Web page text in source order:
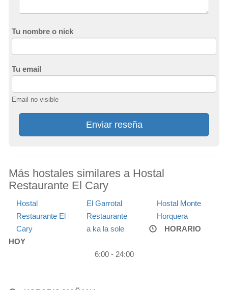
Tu nombre o nick
Tu email
Email no visible
Enviar reseña
Más hostales similares a Hostal
Restaurante El Cary
Hostal
Restaurante El
Cary
El Garrotal
Restaurante
Hostal Monte
Horquera
a ka la sole
HORARIO
HOY
6:00 - 24:00